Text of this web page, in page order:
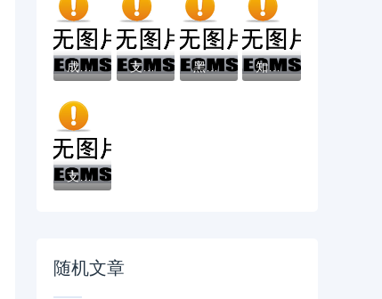
成黑户了哪里可以借钱急用啊，2025五大专属... 支付宝借钱平台哪个靠谱？实测这5款低息灵活... 黑户借款必下口子：2025推荐5个通过率100%的... 知乎推荐！借钱哪个平台靠谱？这5个低息正规...
支付宝借钱平台哪个好？实测推荐这3个靠谱低...
随机文章